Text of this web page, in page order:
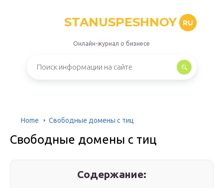
STANUSPESHNOY RU
Онлайн-журнал о бизнесе
Home Свободные домены с тиц
Свободные домены с тиц
Содержание: